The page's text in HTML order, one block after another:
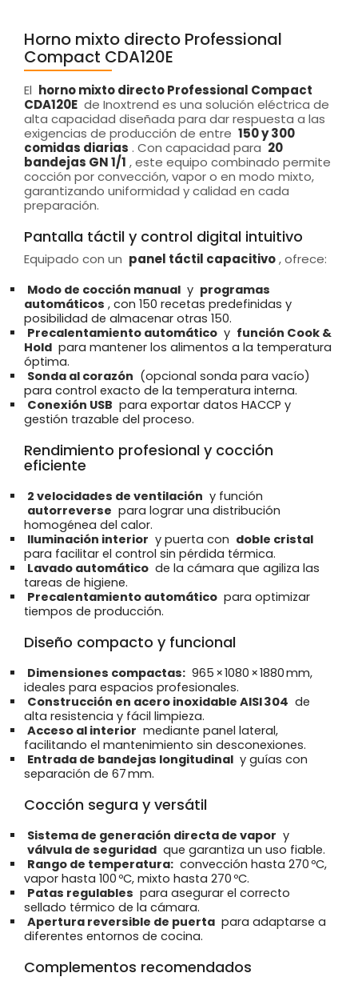
Horno mixto directo Professional
Compact CDA120E
El horno mixto directo Professional Compact
CDA120E de Inoxtrend es una solución eléctrica de
alta capacidad diseñada para dar respuesta a las
exigencias de producción de entre 150 y 300
comidas diarias . Con capacidad para 20
bandejas GN 1/1 , este equipo combinado permite
cocción por convección, vapor o en modo mixto,
garantizando uniformidad y calidad en cada
preparación.
Pantalla táctil y control digital intuitivo
Equipado con un panel táctil capacitivo, ofrece:
Modo de cocción manual y programas
automáticos , con 150 recetas predefinidas y
posibilidad de almacenar otras 150.
Precalentamiento automático y función Cook &
Hold para mantener los alimentos a la temperatura
óptima.
Sonda al corazón (opcional sonda para vacío)
para control exacto de la temperatura interna.
Conexión USB para exportar datos HACCP y
gestión trazable del proceso.
Rendimiento profesional y cocción
eficiente
2 velocidades de ventilación y función
autorreverse para lograr una distribución
homogénea del calor.
Iluminación interior y puerta con doble cristal
para facilitar el control sin pérdida térmica.
Lavado automático de la cámara que agiliza las
tareas de higiene.
Precalentamiento automático para optimizar
tiempos de producción.
Diseño compacto y funcional
Dimensiones compactas: 965 × 1080 × 1880 mm,
ideales para espacios profesionales.
Construcción en acero inoxidable AISI 304 de
alta resistencia y fácil limpieza.
Acceso al interior mediante panel lateral,
facilitando el mantenimiento sin desconexiones.
Entrada de bandejas longitudinal y guías con
separación de 67 mm.
Cocción segura y versátil
Sistema de generación directa de vapor y
válvula de seguridad que garantiza un uso fiable.
Rango de temperatura: convección hasta 270 ºC,
vapor hasta 100 ºC, mixto hasta 270 ºC.
Patas regulables para asegurar el correcto
sellado térmico de la cámara.
Apertura reversible de puerta para adaptarse a
diferentes entornos de cocina.
Complementos recomendados